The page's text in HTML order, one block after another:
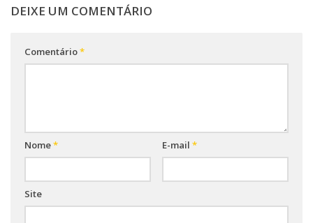
DEIXE UM COMENTÁRIO
Comentário*
Nome* E-mail *
Site